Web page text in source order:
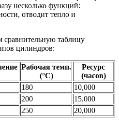
несколько функций:
отводит тепло и
сравнительную таблицу
цилиндров:
Рабочая темп.
(°C)
Ресурс
(часов)
180
10,000
200
15,000
250 20,000